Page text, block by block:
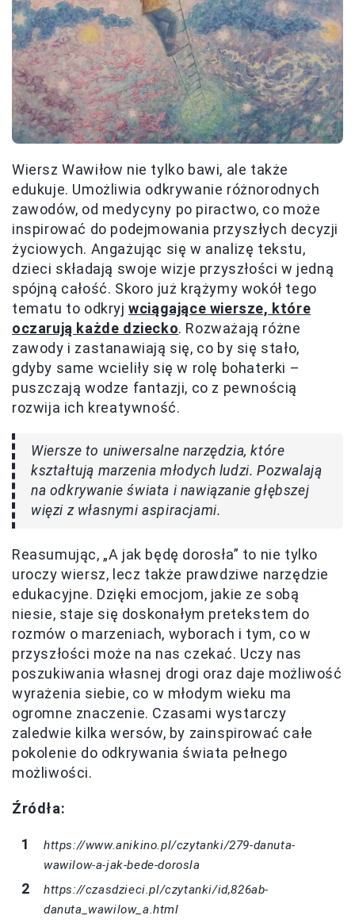
Wiersz Wawiłow nie tylko bawi, ale także
edukuje. Umożliwia odkrywanie różnorodnych
zawodów, od medycyny po piractwo, co może
inspirować do podejmowania przyszłych decyzji
życiowych. Angażując się w analizę tekstu,
dzieci składają swoje wizje przyszłości w jedną
spójną całość. Skoro już krążymy wokół tego
tematu to odkryjwciągające wiersze, które
oczarują każde dziecko. Rozważają różne
zawody i zastanawiają się, co by się stało,
gdyby same wcieliły się w rolę bohaterki –
puszczają wodze fantazji, co z pewnością
rozwija ich kreatywność.
Wiersze to uniwersalne narzędzia, które
kształtują marzenia młodych ludzi. Pozwalają
na odkrywanie świata i nawiązanie głębszej
więzi z własnymi aspiracjami.
Reasumując, „A jak będę dorosła” to nie tylko
uroczy wiersz, lecz także prawdziwe narzędzie
edukacyjne. Dzięki emocjom, jakie ze sobą
niesie, staje się doskonałym pretekstem do
rozmów o marzeniach, wyborach i tym, co w
przyszłości może na nas czekać. Uczy nas
poszukiwania własnej drogi oraz daje możliwość
wyrażenia siebie, co w młodym wieku ma
ogromne znaczenie. Czasami wystarczy
zaledwie kilka wersów, by zainspirować całe
pokolenie do odkrywania świata pełnego
możliwości.
Źródła:
https://www.anikino.pl/czytanki/279-danuta-
wawilow-a-jak-bede-dorosla
https://czasdzieci.pl/czytanki/id,826ab-
danuta_wawilow_a.html